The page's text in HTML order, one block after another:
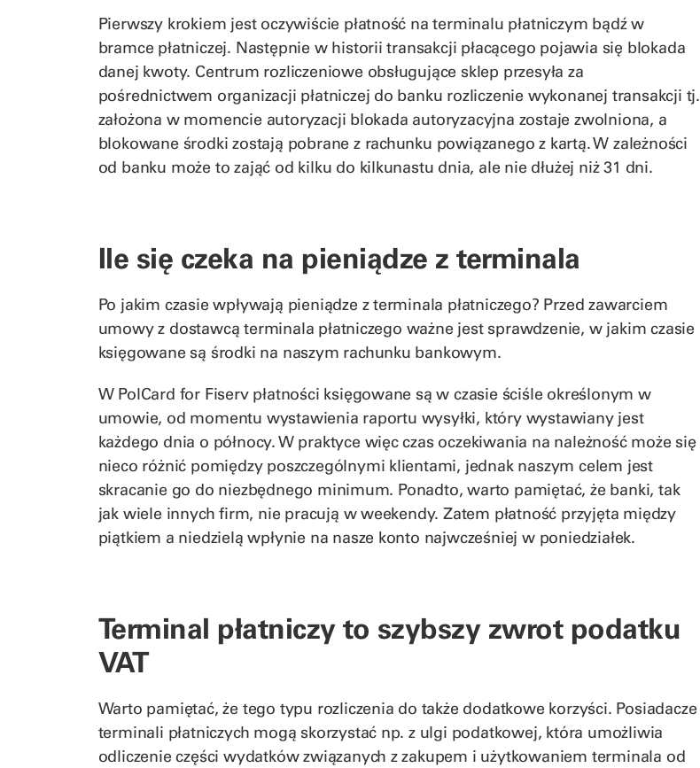
Pierwszy krokiem jest oczywiście płatność na terminalu płatniczym bądź w
bramce płatniczej. Następnie w historii transakcji płacącego pojawia się blokada
danej kwoty. Centrum rozliczeniowe obsługujące sklep przesyła za
pośrednictwem organizacji płatniczej do banku rozliczenie wykonanej transakcji tj.
założona w momencie autoryzacji blokada autoryzacyjna zostaje zwolniona, a
blokowane środki zostają pobrane z rachunku powiązanego z kartą. W zależności
od banku może to zająć od kilku do kilkunastu dnia, ale nie dłużej niż 31 dni.
Ile się czeka na pieniądze z terminala
Po jakim czasie wpływają pieniądze z terminala płatniczego? Przed zawarciem
umowy z dostawcą terminala płatniczego ważne jest sprawdzenie, w jakim czasie
księgowane są środki na naszym rachunku bankowym.
W PolCard for Fiserv płatności księgowane są w czasie ściśle określonym w
umowie, od momentu wystawienia raportu wysyłki, który wystawiany jest
każdego dnia o północy. W praktyce więc czas oczekiwania na należność może się
nieco różnić pomiędzy poszczególnymi klientami, jednak naszym celem jest
skracanie go do niezbędnego minimum. Ponadto, warto pamiętać, że banki, tak
jak wiele innych firm, nie pracują w weekendy. Zatem płatność przyjęta między
piątkiem a niedzielą wpłynie na nasze konto najwcześniej w poniedziałek.
Terminal płatniczy to szybszy zwrot podatku
VAT
Warto pamiętać, że tego typu rozliczenia do także dodatkowe korzyści. Posiadacze
terminali płatniczych mogą skorzystać np. z ulgi podatkowej, która umożliwia
odliczenie części wydatków związanych z zakupem i użytkowaniem terminala od